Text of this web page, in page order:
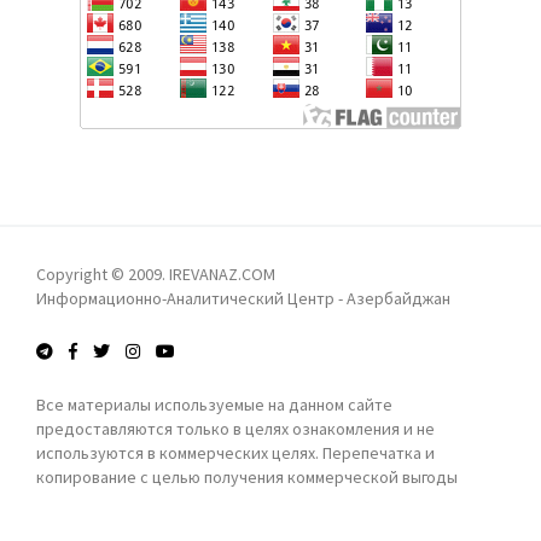
ПРЕЗИДЕНТ ДОНАЛЬД ТРАМП: ТУРЦИЯ - ВЕРНЫЙ
СОЮЗНИК СОЕДИНЕННЫХ ШТАТОВ, НИКТО НЕ
МОЖЕТ ПОМЕШАТЬ ПОСТАВЛЯТЬ F-35 ЭТОЙ
И ВОСТОЧНЫЙ ЗАНГЕЗУР БОЛЕЕ 1 МЛРД МАНАТОВ
Президент ИЛЬХАМ АЛИЕВ ПОЗДРАВИЛ
МАЛЬДИВСКОГО КОЛЛЕГУ МОХАММЕДА МУИЗЗУ:
«НАС РАДУЕТ ДИНАМИКА РАЗВИТИЯ ОТНОШЕНИЙ
АЗЕРБАЙДЖАНА, СОДЕРЖАЩИЕСЯ В
ЗАКОНОПРОЕКТЕ H.R. 9087 - ОН СЛУЖИТ
ИНТЕРЕСАМ АРМЯНСКОГО ЛОББИ
Copyright © 2009. IREVANAZ.COM
Информационно-Аналитический Центр - Азербайджан
Все материалы используемые на данном сайте
предоставляются только в целях ознакомления и не
используются в коммерческих целях. Перепечатка и
копирование с целью получения коммерческой выгоды